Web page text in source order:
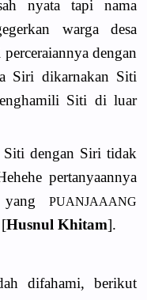
nyata tapi nama
warga desa
dengan
Siri dikarnakan Siti
Siti di luar
Siti dengan Siri tidak
pertanyaannya
yang
PUANJAAANG
Husnul Khitam].
difahami, berikut